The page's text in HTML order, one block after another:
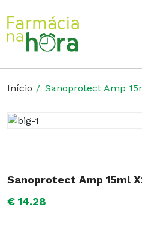
Início Sanoprotect Amp
Sanoprotect Amp 15ml
€ 14.28